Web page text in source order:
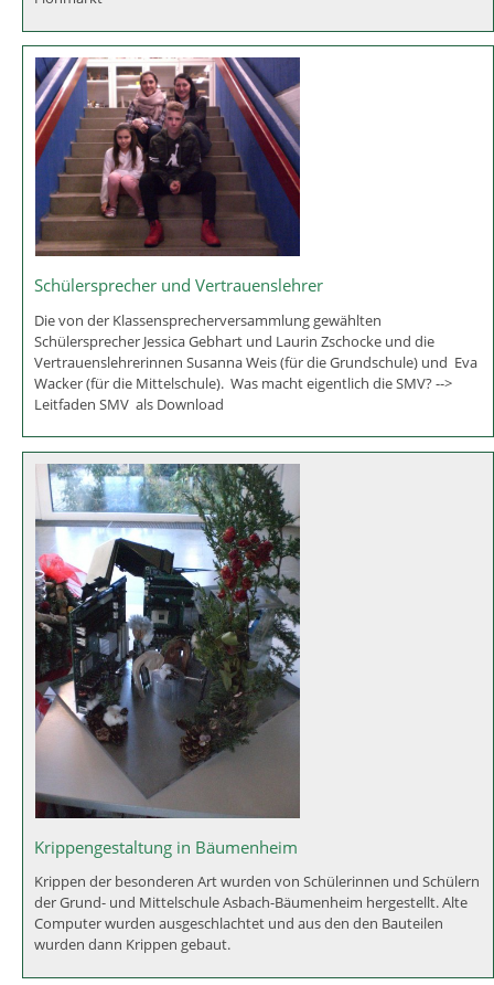
Mit Schwung ins neue Jahr 2018
Vorführungen, Mitmachaktionen, Workshops, Ausstellungen,
Schülersprecher und Vertrauenslehrer
Die von der Klassensprecherversammlung gewählten
Schülersprecher Jessica Gebhart und Laurin Zschocke und die
Vertrauenslehrerinnen Susanna Weis (für die Grundschule) und Eva
Wacker (für die Mittelschule). Was macht eigentlich die SMV? -->
Leitfaden SMV als Download